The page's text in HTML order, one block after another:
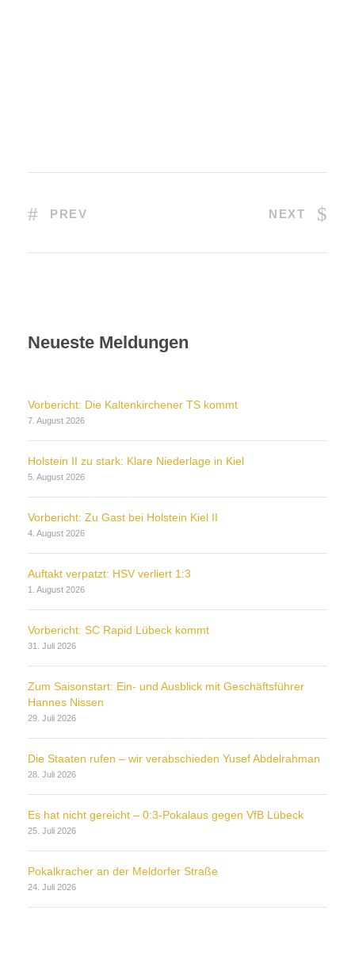
PREV NEXT
Neueste Meldungen
Vorbericht: Die Kaltenkirchener TS kommt
7. August 2026
Holstein II zu stark: Klare Niederlage in Kiel
5. August 2026
Vorbericht: Zu Gast bei Holstein Kiel II
4. August 2026
Auftakt verpatzt: HSV verliert 1:3
1. August 2026
Vorbericht: SC Rapid Lübeck kommt
31. Juli 2026
Zum Saisonstart: Ein- und Ausblick mit Geschäftsführer
Hannes Nissen
29. Juli 2026
Die Staaten rufen – wir verabschieden Yusef Abdelrahman
28. Juli 2026
Es hat nicht gereicht – 0:3-Pokalaus gegen VfB Lübeck
25. Juli 2026
Pokalkracher an der Meldorfer Straße
24. Juli 2026